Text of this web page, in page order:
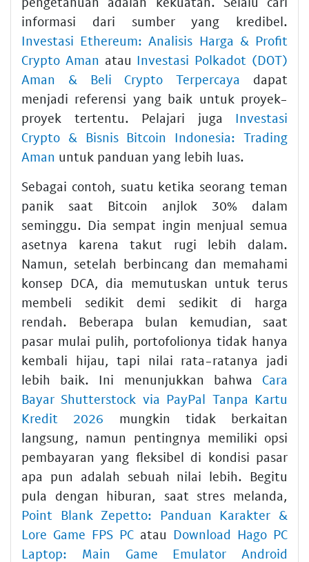
informasi dari sumber yang kredibel.
Investasi Ethereum: Analisis Harga & Profit
Crypto Aman atau Investasi Polkadot (DOT)
Aman & Beli Crypto Terpercaya dapat
menjadi referensi yang baik untuk proyek-
proyek tertentu. Pelajari juga Investasi
Crypto & Bisnis Bitcoin Indonesia: Trading
Aman untuk panduan yang lebih luas.
Sebagai contoh, suatu ketika seorang teman
panik saat Bitcoin anjlok 30% dalam
seminggu. Dia sempat ingin menjual semua
asetnya karena takut rugi lebih dalam.
Namun, setelah berbincang dan memahami
konsep DCA, dia memutuskan untuk terus
membeli sedikit demi sedikit di harga
rendah. Beberapa bulan kemudian, saat
pasar mulai pulih, portofolionya tidak hanya
kembali hijau, tapi nilai rata-ratanya jadi
lebih baik. Ini menunjukkan bahwa Cara
Bayar Shutterstock via PayPal Tanpa Kartu
Kredit 2026 mungkin tidak berkaitan
langsung, namun pentingnya memiliki opsi
pembayaran yang fleksibel di kondisi pasar
apa pun adalah sebuah nilai lebih. Begitu
pula dengan hiburan, saat stres melanda,
Point Blank Zepetto: Panduan Karakter &
Lore Game FPS PC atau Download Hago PC
Laptop: Main Game Emulator Android